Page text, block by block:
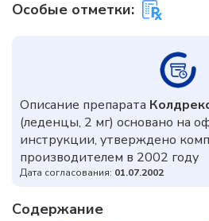
Особые отметки:
Описание препарата
(леденцы, 2 мг) основано на
инструкции, утверждено
производителем в 2002 году
Дата согласования: 01.07.2002
Содержание